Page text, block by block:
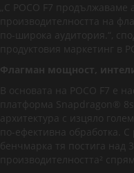
„С POCO F7
производителността на
по-широка аудитория.“,
продуктовия маркетинг в
Флагман мощност,
В основата на POCO F7 е
платформа Snapdragon®️ 8s
архитектура с изцяло
по-ефективна обработка. С
бенчмарка тя постига над
производителността²